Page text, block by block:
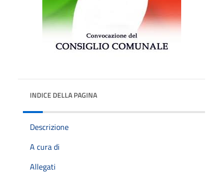
INDICE DELLA PAGINA
Descrizione
A cura di
Allegati